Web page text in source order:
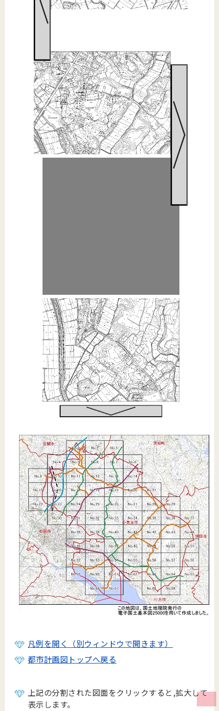
凡例を開く（別ウィンドウで開きます）
都市計画図トップへ戻る
上記の分割された図面をクリックすると,拡大して
表示します。